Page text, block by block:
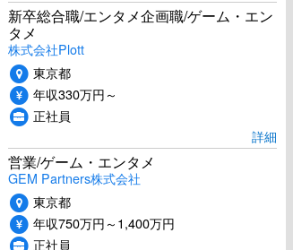
新卒総合職/エンタメ企画職/ゲーム・エン
タメ
株式会社Plott
東京都
年収330万円～
正社員
詳細
営業/ゲーム・エンタメ
GEM Partners株式会社
東京都
年収750万円～1,400万円
正社員